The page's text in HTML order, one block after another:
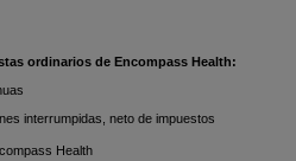
ordinarios de Encompass Health:
interrumpidas, neto de impuestos
Health